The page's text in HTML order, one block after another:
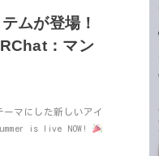
ムが登場！
：マン
ーマにした新しいアイ
is live NOW!